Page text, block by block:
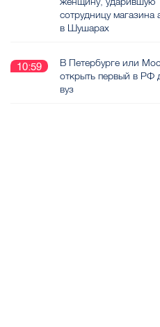
сотрудницу магазина
в Шушарах
10:59
В Петербурге или
открыть первый в РФ
вуз